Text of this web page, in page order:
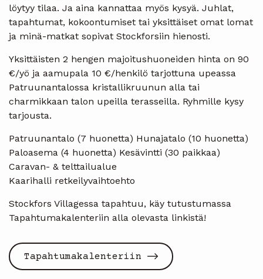
löytyy tilaa. Ja aina kannattaa myös kysyä. Juhlat,
tapahtumat, kokoontumiset tai yksittäiset omat lomat
ja minä-matkat sopivat Stockforsiin hienosti.
Yksittäisten 2 hengen majoitushuoneiden hinta on 90
€/yö ja aamupala 10 €/henkilö tarjottuna upeassa
Patruunantalossa kristallikruunun alla tai
charmikkaan talon upeilla terasseilla. Ryhmille kysy
tarjousta.
Patruunantalo (7 huonetta) Hunajatalo (10 huonetta)
Paloasema (4 huonetta) Kesävintti (30 paikkaa)
Caravan- & telttailualue
Kaarihalli retkeilyvaihtoehto
Stockfors Villagessa tapahtuu, käy tutustumassa
Tapahtumakalenteriin alla olevasta linkistä!
Tapahtumakalenteriin